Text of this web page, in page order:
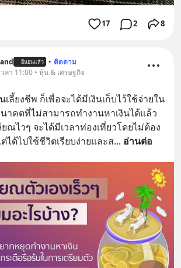
17 2 8
ยืนยันแล้ว • ติดตาม
ลา 11:00 • หุ้น & เศรษฐกิจ
เลี้ยงชีพ ก็เพื่อจะได้มีเงินเก็บไว้ใช้จ่ายใน
าคตที่ไม่สามารถทำงานหาเงินได้แล้ว
ณไวๆ จะได้มีเวลาท่องเที่ยวโดยไม่ต้อง
ได้ไปใช้ชีวิตเรียบง่ายและส... อ่านต่อ